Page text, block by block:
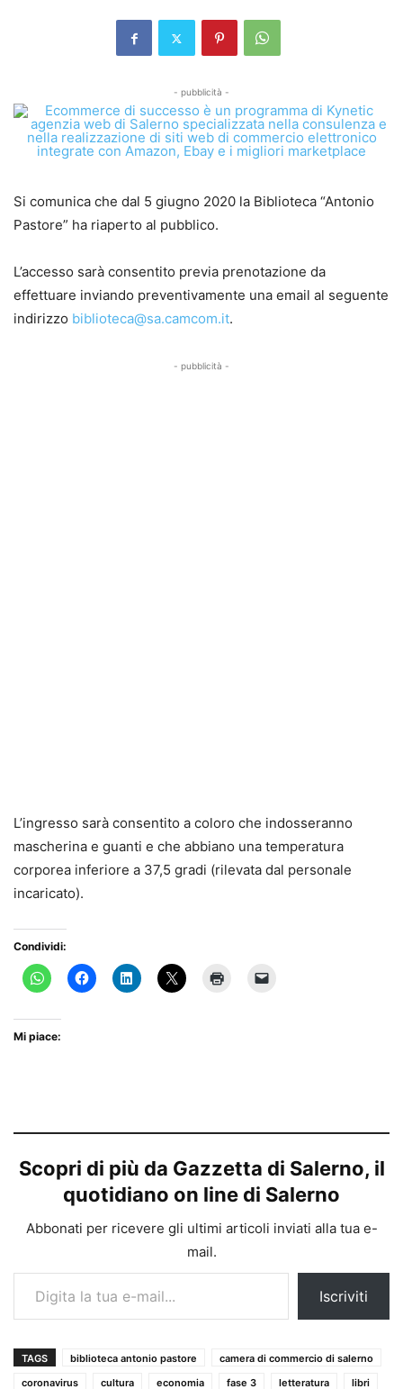
- pubblicità -
Si comunica che dal 5 giugno 2020 la Biblioteca “Antonio
Pastore” ha riaperto al pubblico.
L’accesso sarà consentito previa prenotazione da
effettuare inviando preventivamente una email al seguente
indirizzo biblioteca@sa.camcom.it.
- pubblicità -
L’ingresso sarà consentito a coloro che indosseranno
mascherina e guanti e che abbiano una temperatura
corporea inferiore a 37,5 gradi (rilevata dal personale
incaricato).
Condividi:
Mi piace:
Scopri di più da Gazzetta di Salerno, il
quotidiano on line di Salerno
Abbonati per ricevere gli ultimi articoli inviati alla tua e-
mail.
Digita la tua e-mail...
Iscriviti
TAGS biblioteca antonio pastore
camera di commercio di salerno
coronavirus
cultura economia fase 3 letteratura libri